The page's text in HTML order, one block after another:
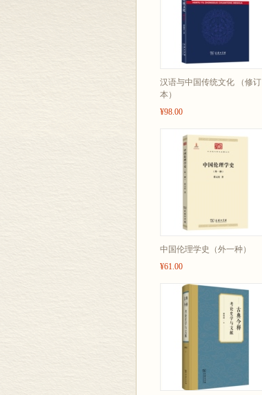
汉语与中国传统文化 （修订
本）
¥98.00
中国伦理学史（外一种）
¥61.00